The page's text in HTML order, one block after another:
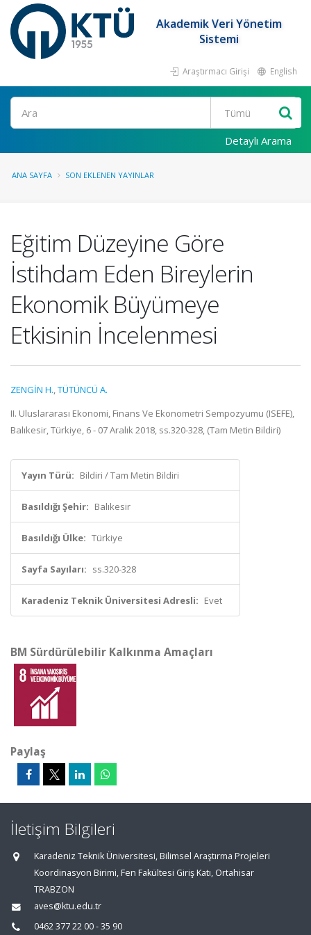
Akademik Veri Yönetim
Sistemi
Araştırmacı Girişi English
Ara
Detaylı Arama
ANA SAYFA SON EKLENEN YAYINLAR
Eğitim Düzeyine Göre
İstihdam Eden Bireylerin
Ekonomik Büyümeye
Etkisinin İncelenmesi
ZENGİN H.,TÜTÜNCÜ A.
II. Uluslararası Ekonomi, Finans Ve Ekonometri Sempozyumu (ISEFE),
Balıkesir, Türkiye, 6 - 07 Aralık 2018, ss.320-328, (Tam Metin Bildiri)
Yayın Türü: Bildiri / Tam Metin Bildiri
Basıldığı Şehir: Balıkesir
Basıldığı Ülke: Türkiye
Sayfa Sayıları: ss.320-328
Karadeniz Teknik Üniversitesi Adresli: Evet
BM Sürdürülebilir Kalkınma Amaçları
Paylaş
İletişim Bilgileri
Karadeniz Teknik Üniversitesi, Bilimsel Araştırma Projeleri
Koordinasyon Birimi, Fen Fakültesi Giriş Katı, Ortahisar
TRABZON
aves@ktu.edu.tr
0462 377 22 00 - 35 90